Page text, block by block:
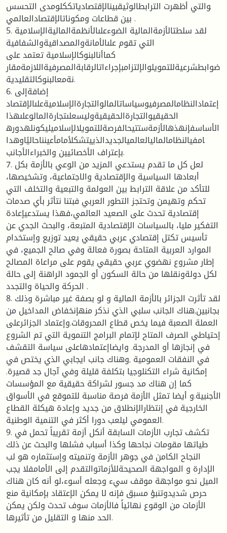
والتي أظهرت الترابطالوثيقبينالإقتصادياتككلومدى التحسس
بين قطاعات ومكوناتالإقتصادالعالمي .
5. لقد سلطتالأزمةالمالية الضوءعلىالأنظمةالماليةالإسلامية
التي تقوم علىالأمانةوالمصداقيةوالشفافية
كماأنالبنوكالإسلامية تعتمد على
ضوابطشرعيةللتمويلوالإلتزامبإجراءاتالرقابةالمصرفيةاللازمةمقار
نةمعالبنوكالتقليدية.
6. إضافةإلى
إعتمادالنظامالمصرفيوسياساتالمالوالتجارةالإسلاميةعلىالإقتصاد
الحقيقيوالتجارةالحقيقيةوليسعلىتجارةالمالوعلىهذا
الأساسفإنهذهالأزمةستتيحالفرصةللتمويلالإسلاميليكونلهدوره
امفيالنظامالماليالعالميالجديدالذييتشكلأمامأعينناحاليًاوهدا
بإعتراف الأخصائيين والخبراءالأجانب.
7. لعل كل ما تقدم يستدعي المزيد من الوعي بالأزمة بكل
أبعادها السياسية والإقتصادية والاجتماعية، وتشخيصها،
للتأكد من علاقة الترابط بين العولمة والتبعية والتخلف التي
تحكم وتهيمن وتحتجز التطور العربي فبتنا نتأثر بأي صدمات
إقتصادية تحدث على الصعيد العالمي،فهذا يستدعيإعادة
التفكير مليا، بالسياسات الإقتصادية المتبعة، والبحث الجدي عن
تأسيس تكتل إقتصادي عربي حقيقي يعيد توزيع وإستخدام
الموارد العربية المتاحة بصورة فعالة وفي صالح الجميع، في
إطار مشروع نهضوي عربي حقيقي يقوم على مراعاة المصالح
لكل دولةونقلها من حالة السكون أو الجمود الراهنة إلى حالة
الحركة والحياة والتجدد .
8. لقد تأثرت الجزائر بالأزمة المالية و لو بصفة غير مباشرة وذلك
بجانبين,هناك الجانب سلبي الذي نذكر منهإنخفاض المداخيل من
العملة الصعبة فيما يخص قطاع المحروقات.وإعتماد الجزائرعلى
إحتياطي الصرف المتاح لإتمام البرامج التنموية التي تم الشروع
في إنجازها أو المدرجة. وايضاإعتمادهاعلى سياسة التقشف
في النفقات العمومية ,وهناك جانب ايجابي الذي يختص في
إمكانية شراء التكنلوجيا بتكلفة قليلة وفي آجال جد قصيرة.
كما إن هناك مد جسور لشراكة حقيقية مع المؤسسات
الأجنبية.و أيضا تمثل الأزمة فرصة مناسبة للتموقع في الأسواق
الخارجية في إنتظارالإنطلاق من جديد وإعادة هيكلة القطاع
العمومي ليلعب دورا أكثر في التنمية الوطنية.
9. تكشف تجارب الأزمات السابقة أنكل أزمة تقريباً تحمل في
طياتها مقومات نجاحها وكذا أسباب فشلها والبحث عن ذلك
النجاح الكامن في جوهر الأزمة وتنميته وإستثماره هو لب
الإدارة و المواجهة الصحيحةللأزماتوالتقدم إلى الأمامفلا يجب
الميل نحو مواجهة موقف سيء وجعله أسوء،لو أنه كان هناك
حرص شديدوتنبؤ مسبق فإنه لا يمكن الإعتقاد بإمكانية منع
الأزمات من الوقوع نهائياً فالأزمات سوف تحدث ولكن يمكن
الحد منها و التقليل من تأثيرها.